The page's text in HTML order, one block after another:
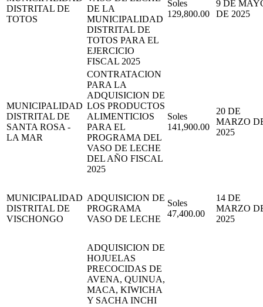
DISTRITAL DE
TOTOS
DE LA
MUNICIPALIDAD
DISTRITAL DE
TOTOS PARA EL
EJERCICIO
FISCAL 2025
Soles
129,800.00
9 DE
DE 2025
MUNICIPALIDAD
DISTRITAL DE
SANTA ROSA -
LA MAR
CONTRATACION
PARA LA
ADQUISICION DE
LOS PRODUCTOS
ALIMENTICIOS
PARA EL
PROGRAMA DEL
VASO DE LECHE
DEL AÑO FISCAL
2025
Soles
141,900.00
20 DE
MARZO
2025
MUNICIPALIDAD
DISTRITAL DE
VISCHONGO
ADQUISICION DE
PROGRAMA
VASO DE LECHE
Soles
47,400.00
14 DE
MARZO
2025
ADQUISICION DE
HOJUELAS
PRECOCIDAS DE
AVENA, QUINUA,
MACA, KIWICHA
Y SACHA INCHI